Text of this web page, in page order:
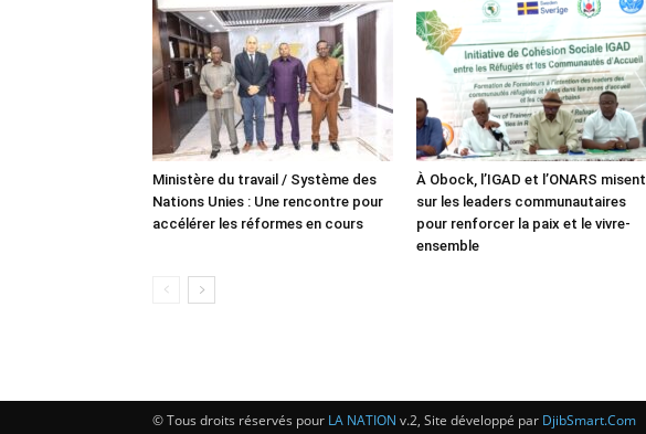
Ministère du travail / Système des
Nations Unies : Une rencontre pour
accélérer les réformes en cours
À Obock, l’IGAD et l’ONARS misent
sur les leaders communautaires
pour renforcer la paix et le vivre-
ensemble
© Tous droits réservés pour LA NATION v.2, Site développé par DjibSmart.Com